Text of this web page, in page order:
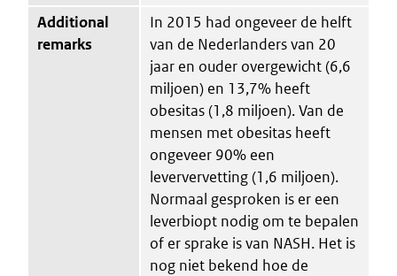
Additional
remarks
In 2015 had ongeveer de helft
van de Nederlanders van 20
jaar en ouder overgewicht (6,6
miljoen) en 13,7% heeft
obesitas (1,8 miljoen). Van de
mensen met obesitas heeft
ongeveer 90% een
leververvetting (1,6 miljoen).
Normaal gesproken is er een
leverbiopt nodig om te bepalen
of er sprake is van NASH. Het is
nog niet bekend hoe de